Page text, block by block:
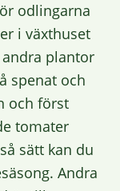
odlingarna
i växthuset
plantor
spenat och
och först
tomater
sätt kan du
Andra